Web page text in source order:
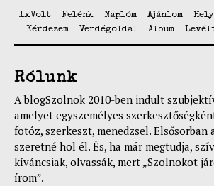
1xVolt Felénk Naplóm Ajánlom
Kérdezem
Vendégoldal Album
Rólunk
A blogSzolnok 2010-ben indult
amelyet egyszemélyes
fotóz, szerkeszt, menedzsel.
szeretné hol él. És, ha már megtudja,
kíváncsiak, olvassák, mert „Szolnokot
írom”.